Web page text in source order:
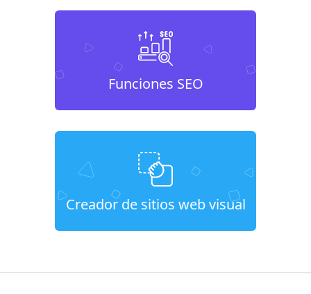
Funciones SEO
Creador de sitios web visual